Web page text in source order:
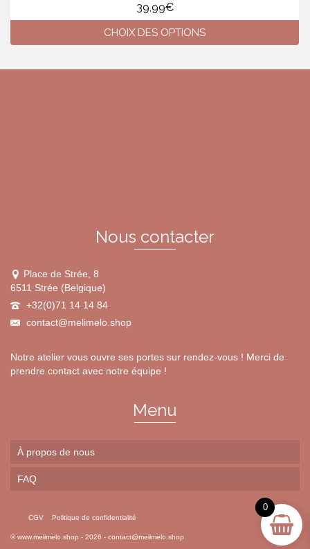
39,99€
CHOIX DES OPTIONS
du
produit
Nous contacter
Place de Strée, 8
6511 Strée (Belgique)
+32(0)71 14 14 84
contact@melimelo.shop
Notre atelier vous ouvre ses portes sur rendez-vous ! Merci de
prendre contact avec notre équipe !
Menu
À propos de nous
FAQ
CGV Politique de confidentialité
©www.melimelo.shop - 2026 - contact@melimelo.shop
0